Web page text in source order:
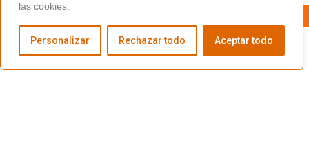
las cookies.
Personalizar Rechazar todo Aceptar todo